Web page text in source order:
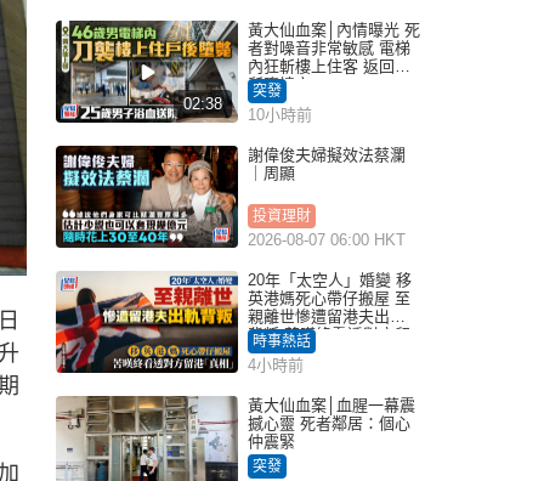
02:38
黃大仙血案│內情曝光 死
者對噪音非常敏感 電梯
內狂斬樓上住客 返回住
所墮樓亡
突發
10小時前
謝偉俊夫婦擬效法蔡瀾
｜周顯
投資理財
2026-08-07 06:00 HKT
20年「太空人」婚變 移
英港媽死心帶仔搬屋 至
親離世慘遭留港夫出軌
背叛 苦嘆終看透對方留
港「真相」｜Juicy叮
時事熱話
4小時前
黃大仙血案│血腥一幕震
撼心靈 死者鄰居：個心
仲震緊
突發